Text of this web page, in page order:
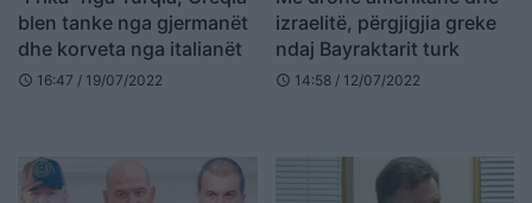
blen tanke nga gjermanët
dhe korveta nga italianët
schedule 16:47 / 19/07/2022
izraelitë, përgjigjia greke
ndaj Bayraktarit turk
schedule 14:58 / 12/07/2022